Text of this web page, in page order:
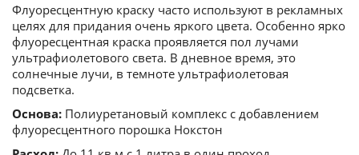
Флуоресцентную краску часто используют в рекламных
целях для придания очень яркого цвета. Особенно ярко
флуоресцентная краска проявляется пол лучами
ультрафиолетового света. В дневное время, это
солнечные лучи, в темноте ультрафиолетовая
подсветка.
Основа: Полиуретановый комплекс с добавлением
флуоресцентного порошка Нокстон